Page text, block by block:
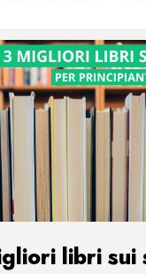
libri sui